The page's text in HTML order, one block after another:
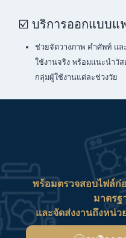
☑️ บริการออกแบบแ
ช่วยจัดวางภาพ คำศัพท์ แล
ใช้งานจริง พร้อมแนะนำวั
กลุ่มผู้ใช้งานแต่ละช่วงวัย
พร้อมตรวจสอบไฟล์
มาตรฐ
และจัดส่งงานถึงหน่ว